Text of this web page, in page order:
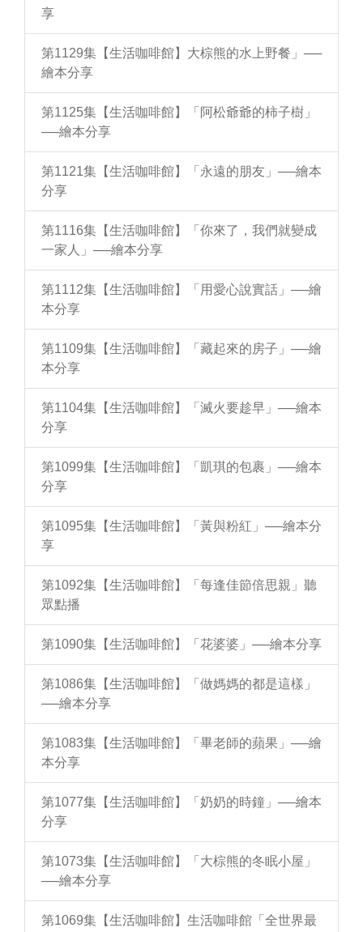
享
第1129集【生活咖啡館】大棕熊的水上野餐」──
繪本分享
第1125集【生活咖啡館】「阿松爺爺的柿子樹」
──繪本分享
第1121集【生活咖啡館】「永遠的朋友」──繪本
分享
第1116集【生活咖啡館】「你來了，我們就變成
一家人」──繪本分享
第1112集【生活咖啡館】「用愛心說實話」──繪
本分享
第1109集【生活咖啡館】「藏起來的房子」──繪
本分享
第1104集【生活咖啡館】「滅火要趁早」──繪本
分享
第1099集【生活咖啡館】「凱琪的包裹」──繪本
分享
第1095集【生活咖啡館】「黃與粉紅」──繪本分
享
第1092集【生活咖啡館】「每逢佳節倍思親」聽
眾點播
第1090集【生活咖啡館】「花婆婆」──繪本分享
第1086集【生活咖啡館】「做媽媽的都是這樣」
──繪本分享
第1083集【生活咖啡館】「畢老師的蘋果」──繪
本分享
第1077集【生活咖啡館】「奶奶的時鐘」──繪本
分享
第1073集【生活咖啡館】「大棕熊的冬眠小屋」
──繪本分享
第1069集【生活咖啡館】生活咖啡館「全世界最